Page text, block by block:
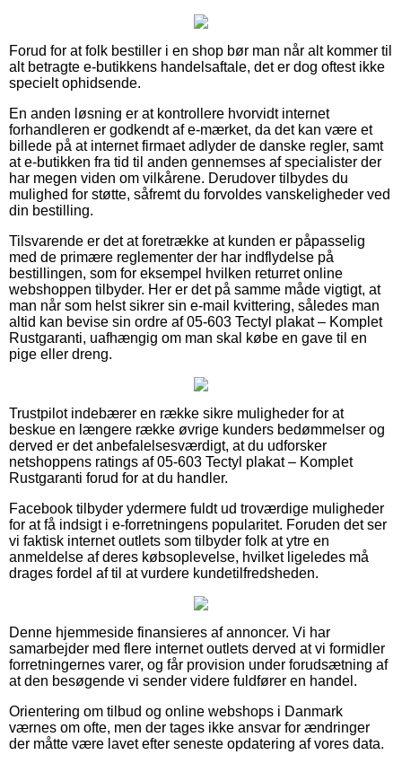
Forud for at folk bestiller i en shop bør man når alt kommer til
alt betragte e-butikkens handelsaftale, det er dog oftest ikke
specielt ophidsende.
En anden løsning er at kontrollere hvorvidt internet
forhandleren er godkendt af e-mærket, da det kan være et
billede på at internet firmaet adlyder de danske regler, samt
at e-butikken fra tid til anden gennemses af specialister der
har megen viden om vilkårene. Derudover tilbydes du
mulighed for støtte, såfremt du forvoldes vanskeligheder ved
din bestilling.
Tilsvarende er det at foretrække at kunden er påpasselig
med de primære reglementer der har indflydelse på
bestillingen, som for eksempel hvilken returret online
webshoppen tilbyder. Her er det på samme måde vigtigt, at
man når som helst sikrer sin e-mail kvittering, således man
altid kan bevise sin ordre af 05-603 Tectyl plakat – Komplet
Rustgaranti, uafhængig om man skal købe en gave til en
pige eller dreng.
Trustpilot indebærer en række sikre muligheder for at
beskue en længere række øvrige kunders bedømmelser og
derved er det anbefalelsesværdigt, at du udforsker
netshoppens ratings af 05-603 Tectyl plakat – Komplet
Rustgaranti forud for at du handler.
Facebook tilbyder ydermere fuldt ud troværdige muligheder
for at få indsigt i e-forretningens popularitet. Foruden det ser
vi faktisk internet outlets som tilbyder folk at ytre en
anmeldelse af deres købsoplevelse, hvilket ligeledes må
drages fordel af til at vurdere kundetilfredsheden.
Denne hjemmeside finansieres af annoncer. Vi har
samarbejder med flere internet outlets derved at vi formidler
forretningernes varer, og får provision under forudsætning af
at den besøgende vi sender videre fuldfører en handel.
Orientering om tilbud og online webshops i Danmark
værnes om ofte, men der tages ikke ansvar for ændringer
der måtte være lavet efter seneste opdatering af vores data.